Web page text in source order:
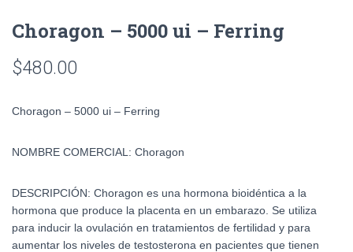
Choragon – 5000 ui – Ferring
$480.00
Choragon – 5000 ui – Ferring
NOMBRE COMERCIAL: Choragon
DESCRIPCIÓN: Choragon es una hormona bioidéntica a la
hormona que produce la placenta en un embarazo. Se utiliza
para inducir la ovulación en tratamientos de fertilidad y para
aumentar los niveles de testosterona en pacientes que tienen